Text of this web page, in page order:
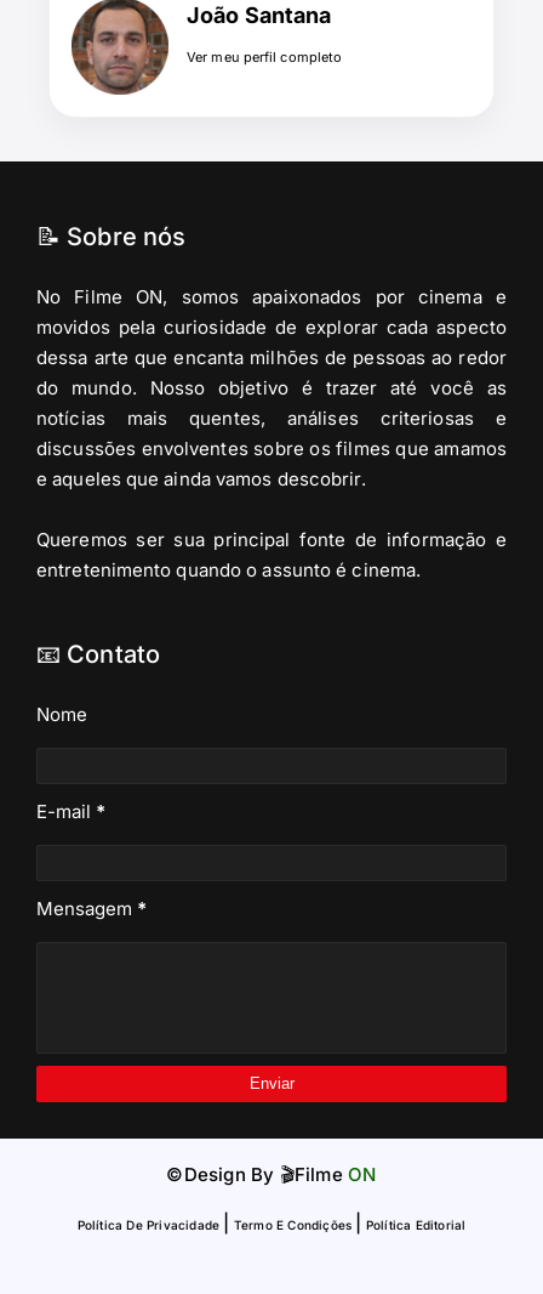
João Santana
Ver meu perfil completo
📝 Sobre nós
No Filme ON, somos apaixonados por cinema e
movidos pela curiosidade de explorar cada aspecto
dessa arte que encanta milhões de pessoas ao redor
do mundo. Nosso objetivo é trazer até você as
notícias mais quentes, análises criteriosas e
discussões envolventes sobre os filmes que amamos
e aqueles que ainda vamos descobrir.
Queremos ser sua principal fonte de informação e
entretenimento quando o assunto é cinema.
📧 Contato
Nome
E-mail *
Mensagem *
©Design By 🎬Filme ON
Política De Privacidade Termo E Condições Política Editorial